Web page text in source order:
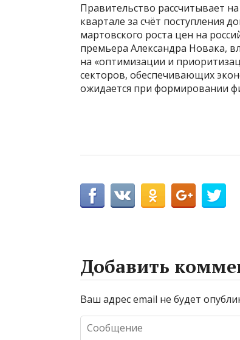
Правительство рассчитывает
квартале за счёт поступления
мартовского роста цен на
премьера Александра Новака,
на «оптимизации и
секторов, обеспечивающих
ожидается при формировании
Добавить
Ваш адрес email не будет